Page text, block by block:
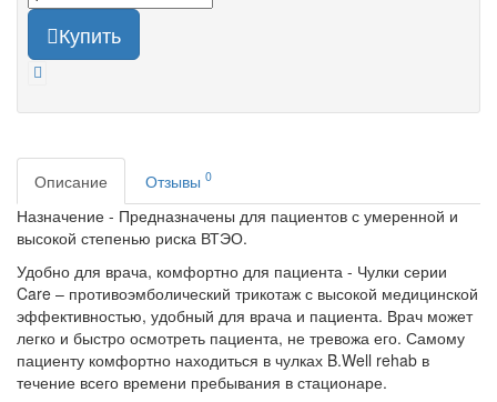
Купить
Описание Отзывы 0
Назначение - Предназначены для пациентов с умеренной и
высокой степенью риска ВТЭО.
Удобно для врача, комфортно для пациента - Чулки серии
Care – противоэмболический трикотаж с высокой медицинской
эффективностью, удобный для врача и пациента. Врач может
легко и быстро осмотреть пациента, не тревожа его. Самому
пациенту комфортно находиться в чулках B.Well rehab в
течение всего времени пребывания в стационаре.